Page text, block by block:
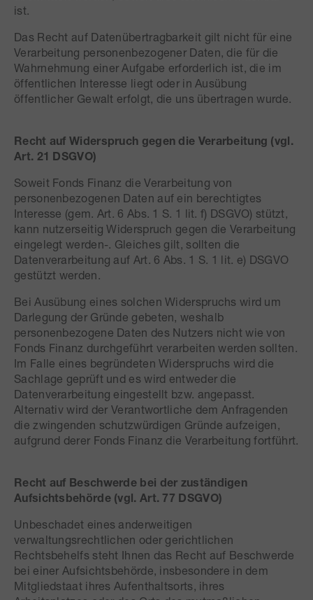
ist.
Das Recht auf Datenübertragbarkeit gilt nicht für eine
Verarbeitung personenbezogener Daten, die für die
Wahrnehmung einer Aufgabe erforderlich ist, die im
öffentlichen Interesse liegt oder in Ausübung
öffentlicher Gewalt erfolgt, die uns übertragen wurde.
Recht auf Widerspruch gegen die Verarbeitung (vgl.
Art. 21 DSGVO)
Soweit Fonds Finanz die Verarbeitung von
personenbezogenen Daten auf ein berechtigtes
Interesse (gem. Art. 6 Abs. 1 S. 1 lit. f) DSGVO) stützt,
kann nutzerseitig Widerspruch gegen die Verarbeitung
eingelegt werden-. Gleiches gilt, sollten die
Datenverarbeitung auf Art. 6 Abs. 1 S. 1 lit. e) DSGVO
gestützt werden.
Bei Ausübung eines solchen Widerspruchs wird um
Darlegung der Gründe gebeten, weshalb
personenbezogene Daten des Nutzers nicht wie von
Fonds Finanz durchgeführt verarbeiten werden sollten.
Im Falle eines begründeten Widerspruchs wird die
Sachlage geprüft und es wird entweder die
Datenverarbeitung eingestellt bzw. angepasst.
Alternativ wird der Verantwortliche dem Anfragenden
die zwingenden schutzwürdigen Gründe aufzeigen,
aufgrund derer Fonds Finanz die Verarbeitung fortführt.
Recht auf Beschwerde bei der zuständigen
Aufsichtsbehörde (vgl. Art. 77 DSGVO)
Unbeschadet eines anderweitigen
verwaltungsrechtlichen oder gerichtlichen
Rechtsbehelfs steht Ihnen das Recht auf Beschwerde
bei einer Aufsichtsbehörde, insbesondere in dem
Mitgliedstaat ihres Aufenthaltsorts, ihres